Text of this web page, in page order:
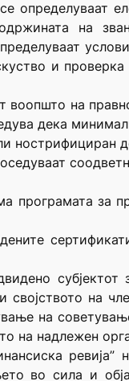
определуваат
на
и проверка
воопшто на
дека
нострифициран
програмата за
субјектот
на
на
на надлежен
ревија”
во сила и